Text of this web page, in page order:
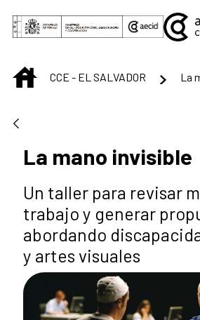
Saltar al contenido principal
INICIOCCE - EL SALVADOR La
La mano invisible
Un taller para revisar
trabajo y generar
abordando
y artes visuales